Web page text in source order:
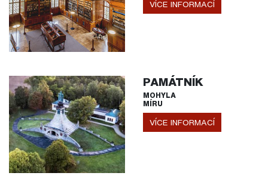
VÍCE INFORMACÍ
PAMÁTNÍK
MOHYLA
MÍRU
VÍCE INFORMACÍ